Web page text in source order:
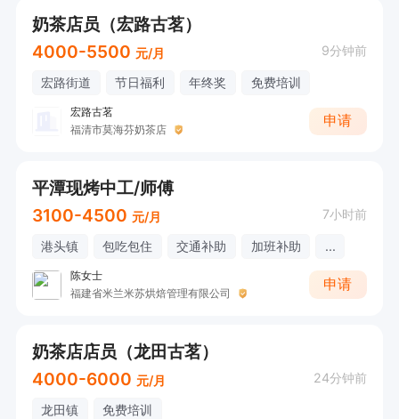
奶茶店员（宏路古茗）
4000-5500 元/月 9分钟前
宏路街道 节日福利 年终奖 免费培训
宏路古茗
福清市莫海芬奶茶店
申请
平潭现烤中工/师傅
3100-4500 元/月 7小时前
港头镇 包吃包住 交通补助 加班补助 ...
陈女士
福建省米兰米苏烘焙管理有限公司
申请
奶茶店店员（龙田古茗）
4000-6000 元/月 24分钟前
龙田镇 免费培训